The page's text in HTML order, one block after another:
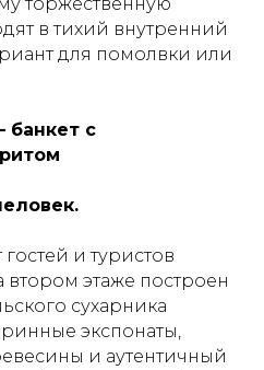
в тихий внутренний
для помолвки или
банкет с
и туристов
втором этаже построен
сухарника
экспонаты,
и аутентичный